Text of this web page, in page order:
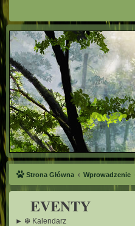
Strona Główna Wprowadzenie
EVENTY
► ❆ Kalendarz